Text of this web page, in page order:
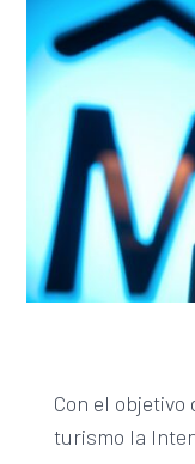
Con el
turismo la